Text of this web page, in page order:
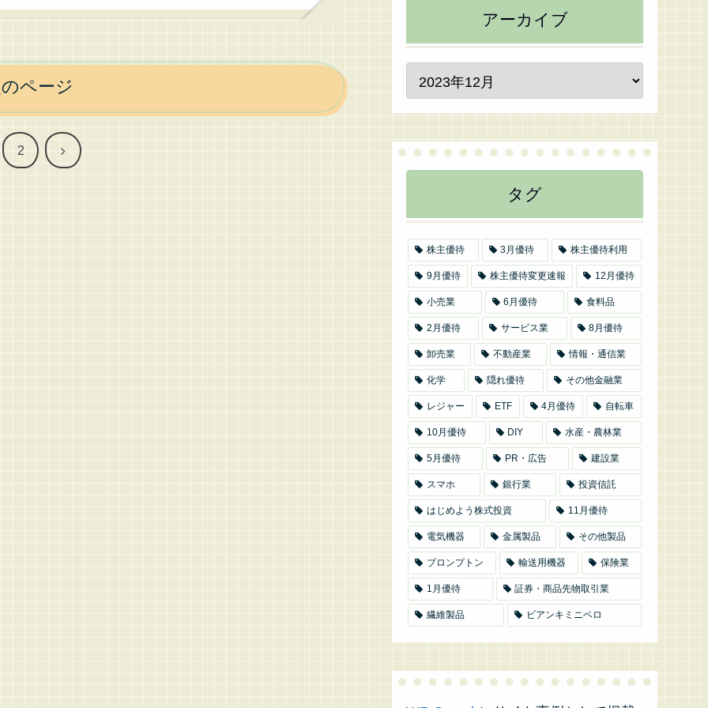
ページ
2 次
アーカイブ
タグ
株主優待 3月優待 株主優待利用
9月優待 株主優待変更速報 12月優待
小売業 6月優待 食料品
2月優待 サービス業 8月優待
卸売業 不動産業 情報・通信業
化学 隠れ優待 その他金融業
レジャー ETF 4月優待 自転車
10月優待 DIY 水産・農林業
5月優待 PR・広告 建設業
スマホ 銀行業 投資信託
はじめよう株式投資 11月優待
電気機器 金属製品 その他製品
ブロンプトン 輸送用機器 保険業
1月優待 証券・商品先物取引業
繊維製品 ビアンキミニベロ